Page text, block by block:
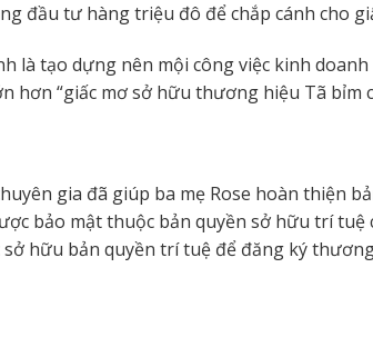
đầu tư hàng triệu đô để chắp cánh cho
là tạo dựng nên mội công việc kinh
“giấc mơ sở hữu thương hiệu Tã bỉm
gia đã giúp ba mẹ Rose hoàn thiện
bảo mật thuộc bản quyền sở hữu trí tuệ
hữu bản quyền trí tuệ để đăng ký